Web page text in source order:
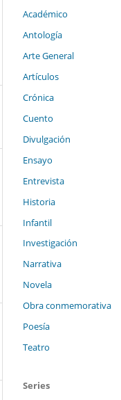
Académico
Antología
Arte General
Artículos
Crónica
Cuento
Divulgación
Ensayo
Entrevista
Historia
Infantil
Investigación
Narrativa
Novela
Obra conmemorativa
Poesía
Teatro
Series